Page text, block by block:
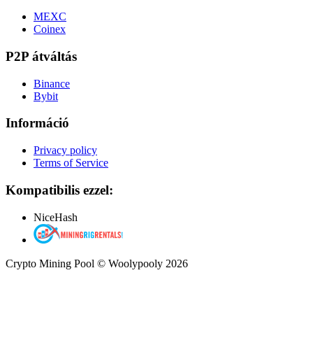
MEXC
Coinex
P2P átváltás
Binance
Bybit
Információ
Privacy policy
Terms of Service
Kompatibilis ezzel:
NiceHash
Crypto Mining Pool © Woolypooly 2026